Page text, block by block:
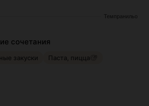
Темпранильо
сочетания
закуски Паста, пицца